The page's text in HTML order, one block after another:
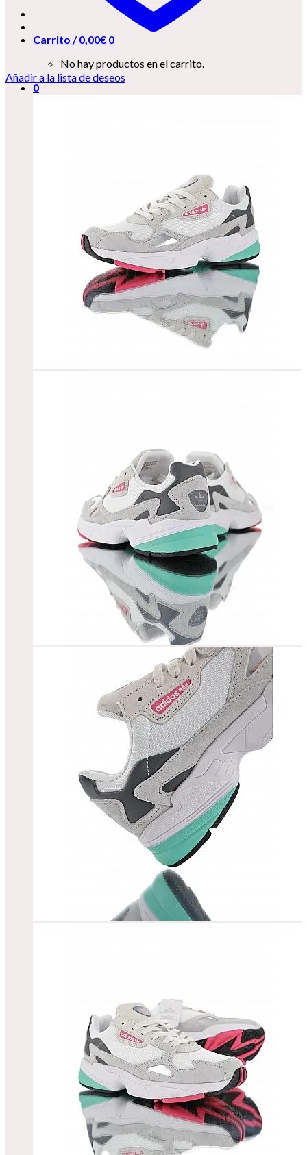
Carrito /0,00€ 0
No hay productos en el carrito.
0
Añadir a la lista de deseos